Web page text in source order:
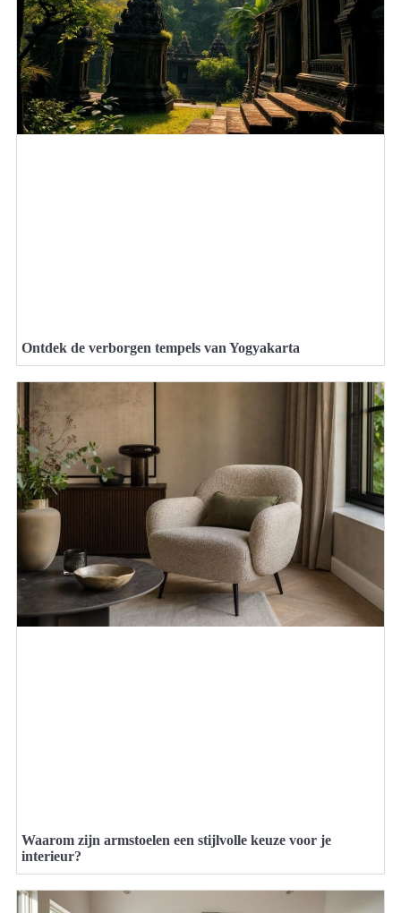
Ontdek de verborgen tempels van Yogyakarta
Waarom zijn armstoelen een stijlvolle keuze voor je
interieur?